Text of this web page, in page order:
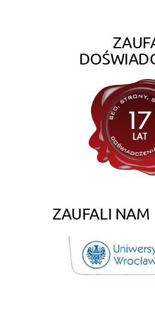
ZAUFALI NAM